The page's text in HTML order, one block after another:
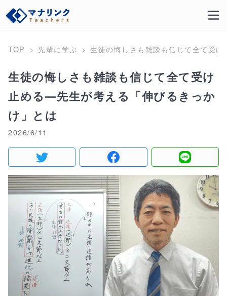
TOP 先輩に学ぶ 生徒の悔しさも雑談も信じて全て受
生徒の悔しさも雑談も信じて全て受け
止める―先生が考える「伸びるきっか
け」とは
2026/6/11